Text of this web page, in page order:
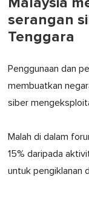
serangan
Tenggara
Penggunaan dan
membuatkan
siber
Malah di dalam
15% daripada
untuk pengiklanan